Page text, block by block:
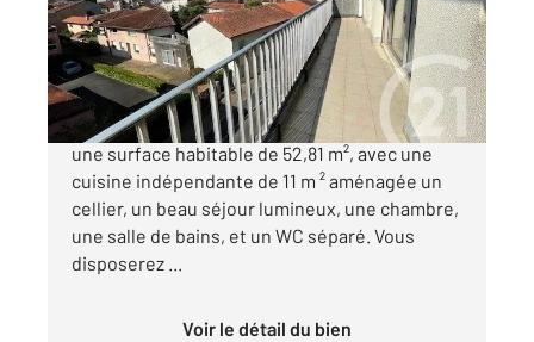
Appartement F2 à vendre
144 000 €
DAX - CENTRE VILLE : Appartement F2 avec
une surface habitable de 52,81 m², avec une
cuisine indépendante de 11 m ² aménagée un
cellier, un beau séjour lumineux, une chambre,
une salle de bains, et un WC séparé. Vous
disposerez ...
Voir le détail du bien